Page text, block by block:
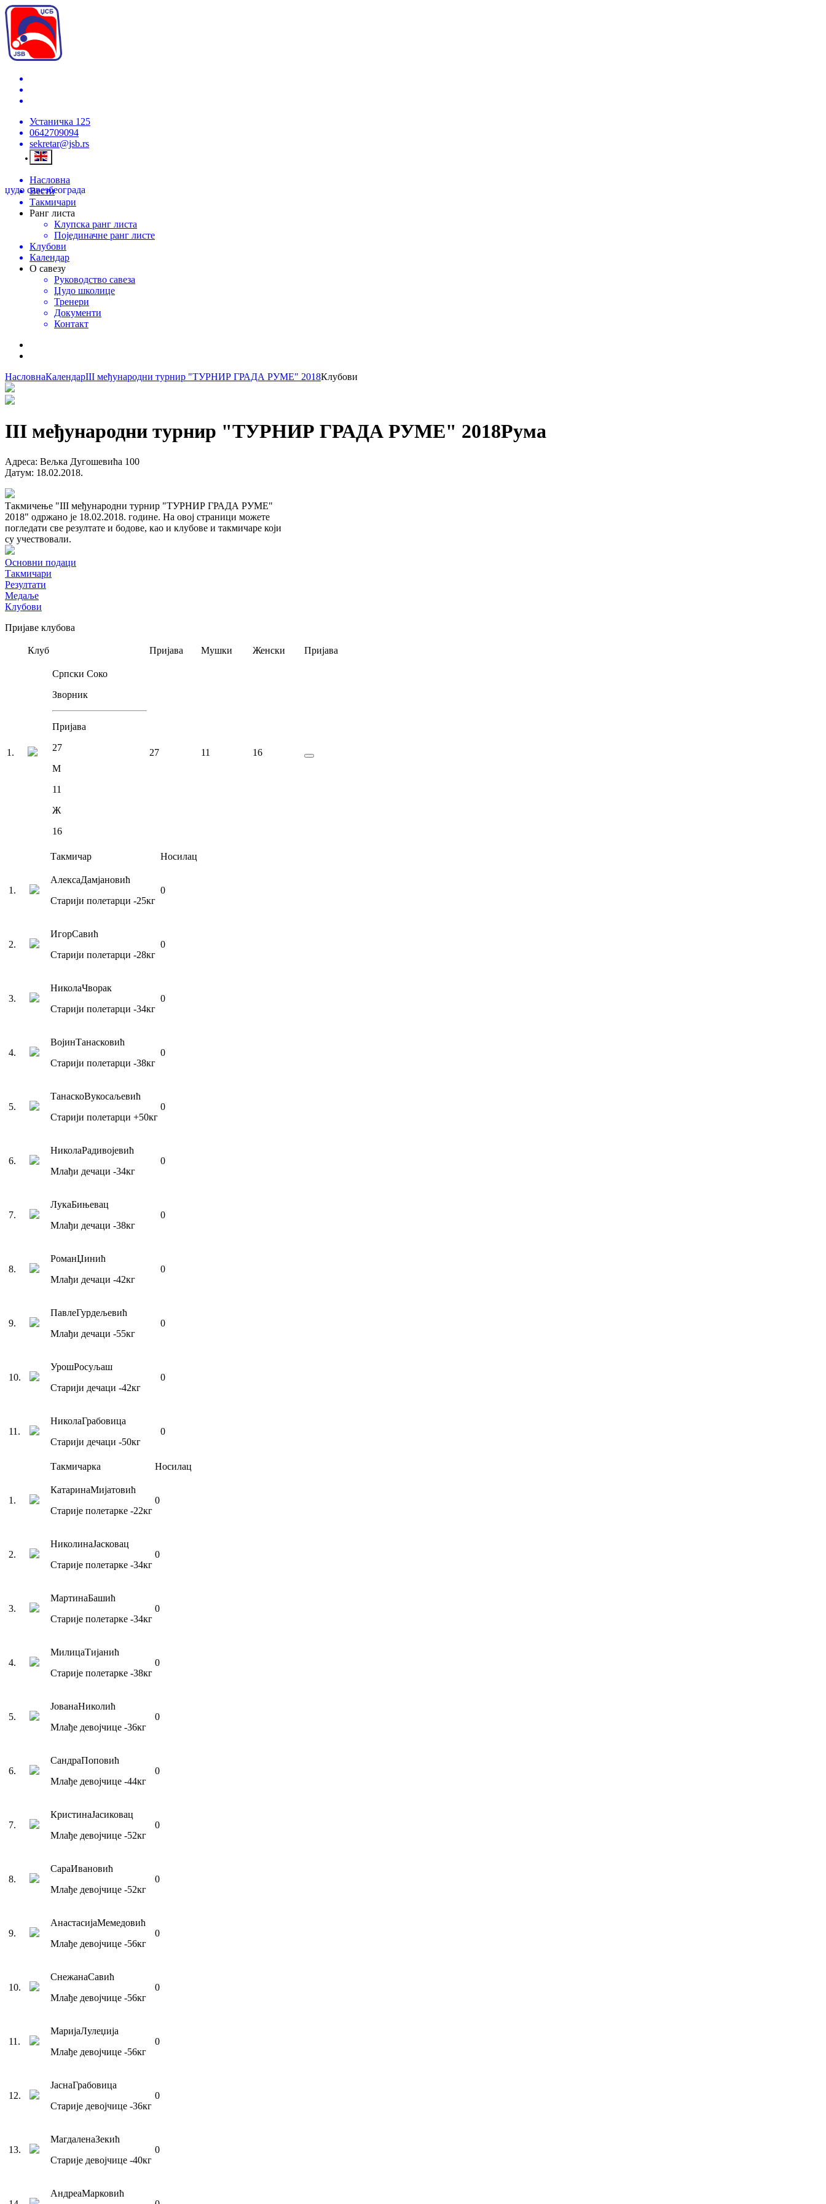
Устаничка 125
0642709094
sekretar@jsb.rs
џудо савезбеограда
Насловна
Вести
Такмичари
Ранг листа
Клупска ранг листа
Појединачне ранг листе
Клубови
Календар
О савезу
Руководство савеза
Џудо школице
Тренери
Документи
Контакт
НасловнаКалендарIII међународни турнир "ТУРНИР ГРАДА РУМЕ" 2018Клубови
III међународни турнир "ТУРНИР ГРАДА РУМЕ" 2018Рума
Адреса: Вељка Дугошевића 100
Датум: 18.02.2018.
Такмичење "III међународни турнир "ТУРНИР ГРАДА РУМЕ"
2018" одржано је 18.02.2018. године. На овој страници можете
погледати све резултате и бодове, као и клубове и такмичаре који
су учествовали.
Основни подаци
Такмичари
Резултати
Медаље
Клубови
Пријаве клубова
Клуб Пријава Мушки Женски Пријава
1 .
Српски Соко
Зворник
Пријава
27
М
11
Ж
16
27 11 16
Такмичар Носилац
1 .
АлексаДамјановић
Старији полетарци -25кг
0
2.
ИгорСавић
Старији полетарци -28кг
0
3.
НиколаЧворак
Старији полетарци -34кг
0
4.
ВојинТанасковић
Старији полетарци -38кг
0
5.
ТанаскоВукосаљевић
Старији полетарци +50кг
0
6.
НиколаРадивојевић
Млађи дечаци -34кг
0
7.
ЛукаБињевац
Млађи дечаци -38кг
0
8.
РоманЏинић
Млађи дечаци -42кг
0
9.
ПавлеГурдељевић
Млађи дечаци -55кг
0
10.
УрошРосуљаш
Старији дечаци -42кг
0
11 .
НиколаГрабовица
Старији дечаци -50кг
0
Такмичарка Носилац
1 .
КатаринаМијатовић
Старије полетарке -22кг
0
2.
НиколинаЈасковац
Старије полетарке -34кг
0
3.
МартинаБашић
Старије полетарке -34кг
0
4.
МилицаТијанић
Старије полетарке -38кг
0
5.
ЈованаНиколић
Млађе девојчице -36кг
0
6.
СандраПоповић
Млађе девојчице -44кг
0
7.
КристинаЈасиковац
Млађе девојчице -52кг
0
8.
СараИвановић
Млађе девојчице -52кг
0
9.
АнастасијаМемедовић
Млађе девојчице -56кг
0
10.
СнежанаСавић
Млађе девојчице -56кг
0
11 .
МаријаЛулеџија
Млађе девојчице -56кг
0
12.
ЈаснаГрабовица
Старије девојчице -36кг
0
13.
МагдаленаЗекић
Старије девојчице -40кг
0
АндреаМарковић